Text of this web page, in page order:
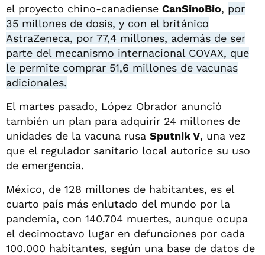
el proyecto chino-canadiense CanSinoBio, por
35 millones de dosis, y con el británico
AstraZeneca, por 77,4 millones, además de ser
parte del mecanismo internacional COVAX, que
le permite comprar 51,6 millones de vacunas
adicionales.
El martes pasado, López Obrador anunció
también un plan para adquirir 24 millones de
unidades de la vacuna rusa Sputnik V, una vez
que el regulador sanitario local autorice su uso
de emergencia.
México, de 128 millones de habitantes, es el
cuarto país más enlutado del mundo por la
pandemia, con 140.704 muertes, aunque ocupa
el decimoctavo lugar en defunciones por cada
100.000 habitantes, según una base de datos de